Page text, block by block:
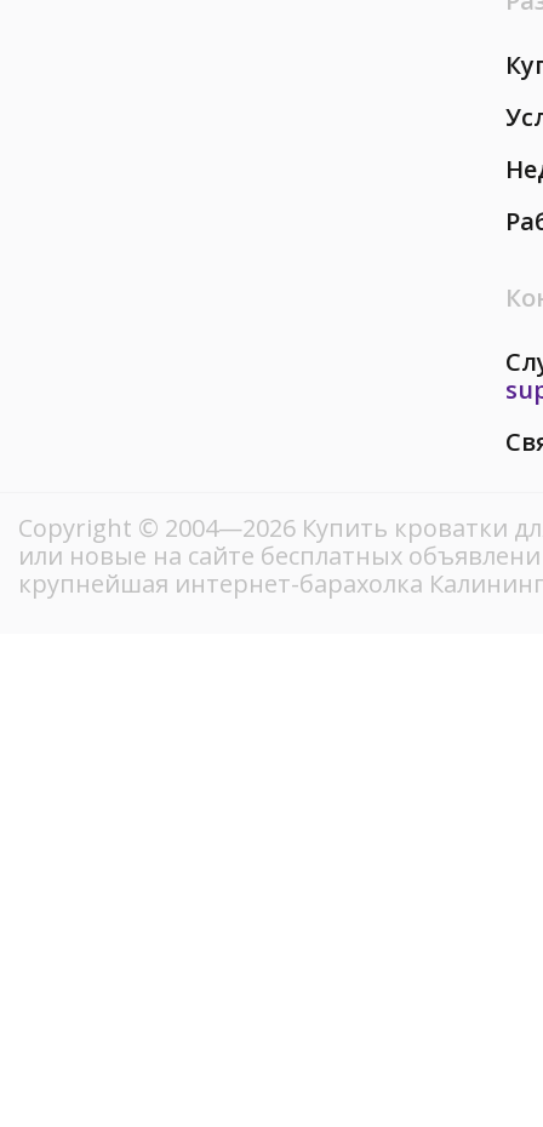
Copyright © 2004—2026 Купить кроватки
или новые на сайте бесплатных
крупнейшая интернет-барахолка